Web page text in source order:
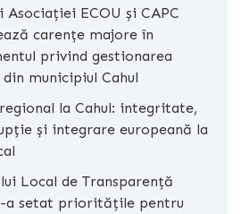
Asociației ECOU și CAPC
carențe majore în
privind gestionarea
municipiul Cahul
la Cahul: integritate,
și integrare europeană la
Local de Transparență
a setat prioritățile pentru